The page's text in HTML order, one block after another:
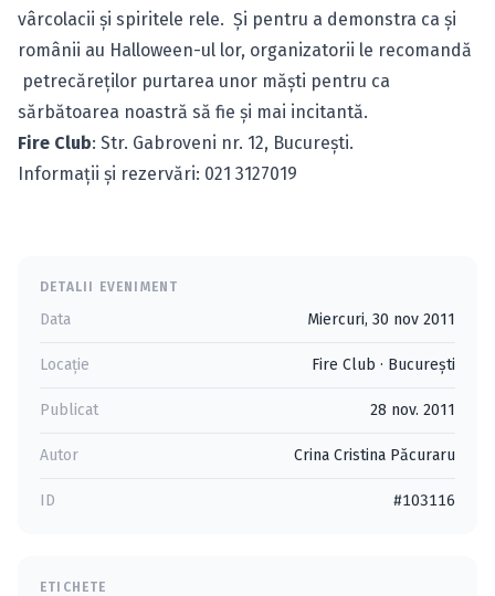
vârcolacii şi spiritele rele. Şi pentru a demonstra ca şi
românii au Halloween-ul lor, organizatorii le recomandă
petrecăreţilor purtarea unor măşti pentru ca
sărbătoarea noastră să fie şi mai incitantă.
Fire Club: Str. Gabroveni nr. 12, Bucureşti.
Informaţii şi rezervări: 021 3127019
DETALII EVENIMENT
Data Miercuri, 30 nov 2011
Locație Fire Club · Bucureşti
Publicat 28 nov. 2011
Autor Crina Cristina Păcuraru
ID #103116
ETICHETE